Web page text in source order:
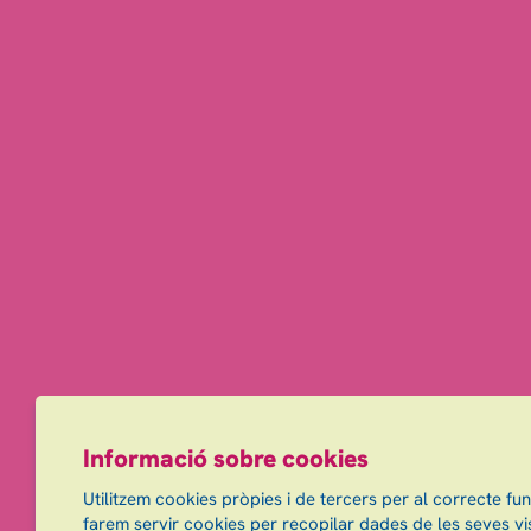
Informació sobre cookies
Utilitzem cookies pròpies i de tercers per al correcte
farem servir cookies per recopilar dades de les seves